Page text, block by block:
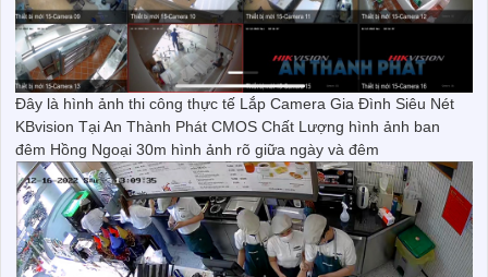
Đây là hình ảnh thi công thực tế Lắp Camera Gia Đình Siêu Nét
KBvision Tại An Thành Phát CMOS Chất Lượng hình ảnh ban
đêm Hồng Ngoại 30m hình ảnh rõ giữa ngày và đêm